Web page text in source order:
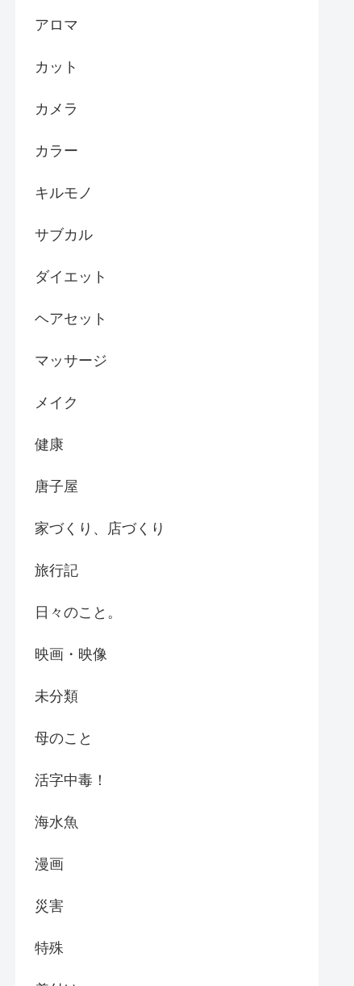
アロマ
カット
カメラ
カラー
キルモノ
サブカル
ダイエット
ヘアセット
マッサージ
メイク
健康
唐子屋
家づくり、店づくり
旅行記
日々のこと。
映画・映像
未分類
母のこと
活字中毒！
海水魚
漫画
災害
特殊